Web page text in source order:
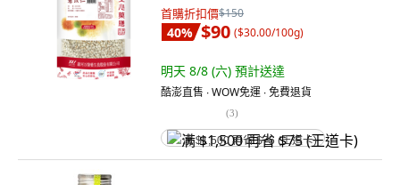
首購折扣價$150
40% $90 ($30.00/100g)
明天 8/8 (六) 預計送達
酷澎直售 ∙ WOW免運 ∙ 免費退貨
(3)
满 $1,500 再省 $75 (王道卡)